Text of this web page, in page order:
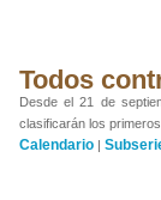
Todos
Desde el 21 de
clasificarán los
Calendario |